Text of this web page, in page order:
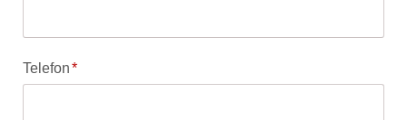
Pflichtfeld
Telefon*